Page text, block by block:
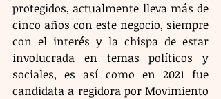
protegidos, actualmente lleva más de
cinco años con este negocio, siempre
con el interés y la chispa de estar
involucrada en temas políticos y
sociales, es así como en 2021 fue
candidata a regidora por Movimiento